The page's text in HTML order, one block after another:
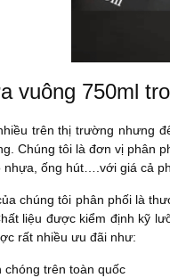
vuông 750ml
trên thị trường nhưng
Chúng tôi là đơn vị phân
nhựa, ống hút….với giá cả
chúng tôi phân phối là
liệu được kiểm định kỹ
rất nhiều ưu đãi như:
chóng trên toàn quốc